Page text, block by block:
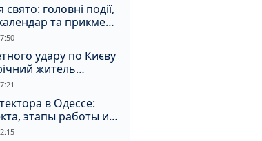
головні події,
та прикмети
удару по Києву
житель
в Одессе:
этапы работы и